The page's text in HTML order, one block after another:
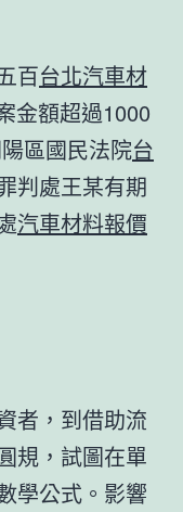
百台北汽車材
金額超過1000
區國民法院台
判處王某有期
汽車材料報價
者，到借助流
規，試圖在單
學公式。影響